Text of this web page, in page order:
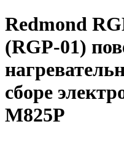
Redmond
(RGP-01)
сборе
M825P